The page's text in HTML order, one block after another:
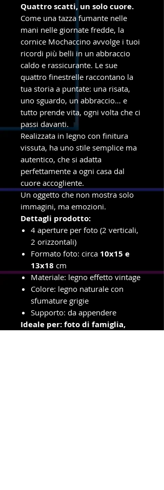
Quattro scatti, un solo cuore.
Come una tazza fumante nelle
mani nelle giornate fredde, la
cornice Mochaccino avvolge i tuoi
ricordi più belli in un abbraccio
caldo e rassicurante. Le sue
quattro finestrelle raccontano la
tua storia a puntate: una risata,
uno sguardo, un abbraccio… e
tutto prende vita, ogni volta che ci
passi davanti.
Realizzata in legno con finitura
vissuta, ha uno stile semplice ma
autentico, che si adatta
perfettamente a ogni casa dal
cuore accogliente.
Un oggetto che non mostra solo
immagini, ma emozioni.
Dettagli prodotto:
4 aperture per foto (2 verticali,
2 orizzontali)
Formato foto: circa 10x15 e
13x18 cm
Materiale: legno effetto vintage
Colore: legno naturale con
sfumature grigie
Supporto: da appendere
Ideale per: foto di famiglia,